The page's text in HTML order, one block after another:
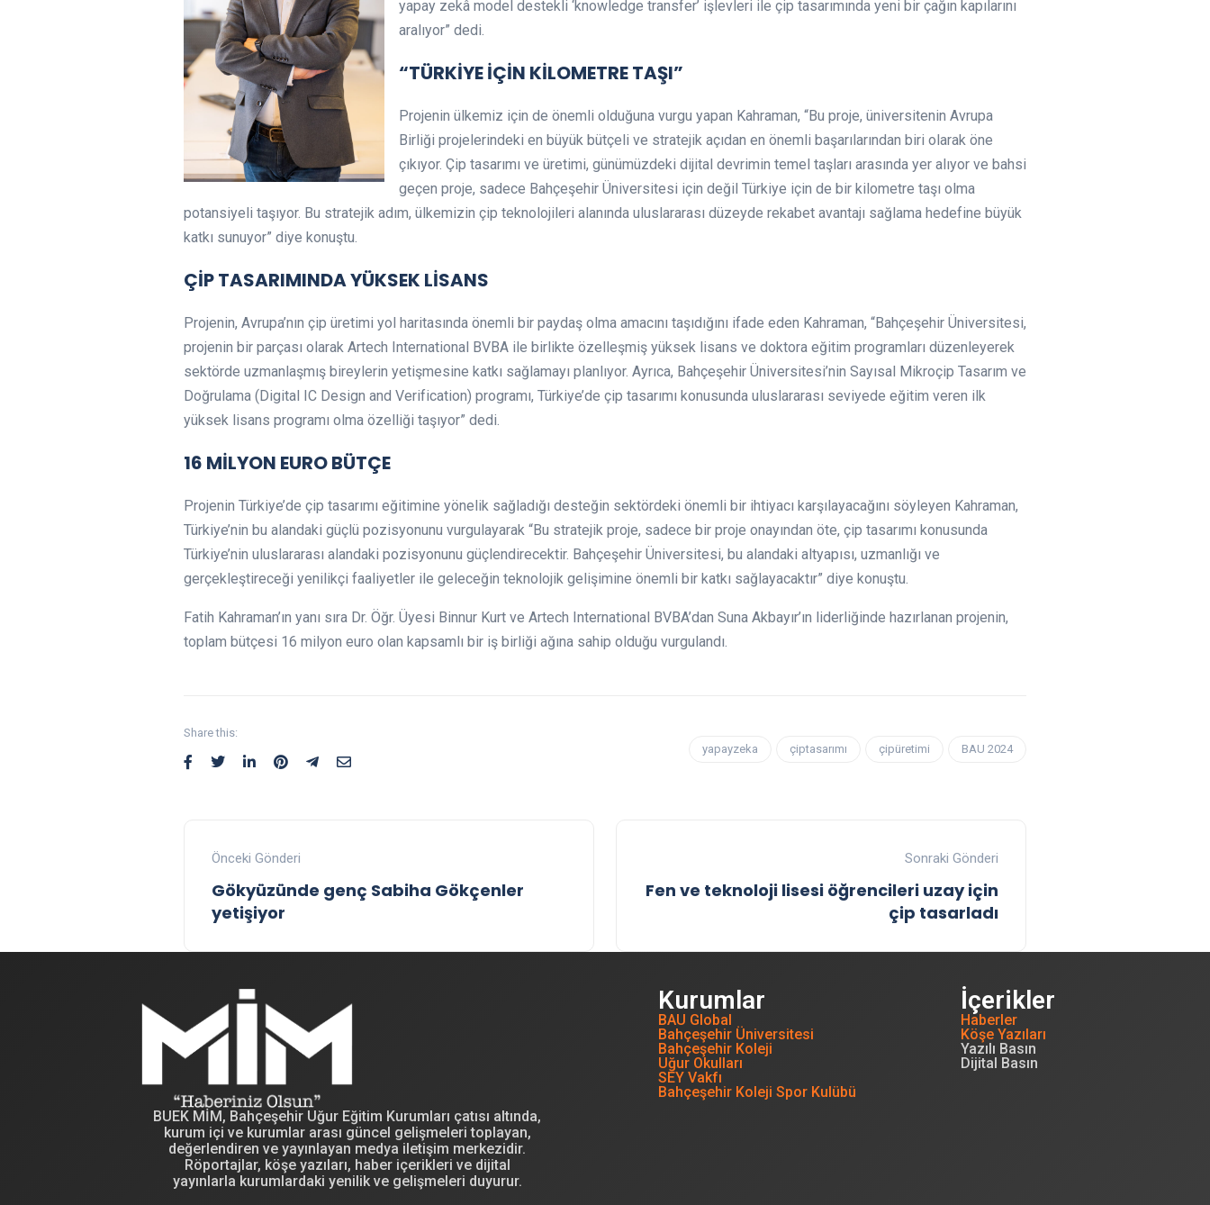
yapay zekâ model destekli ‘knowledge transfer’ işlevleri ile çip tasarımında yeni bir çağın kapılarını
aralıyor” dedi.
“TÜRKİYE İÇİN KİLOMETRE TAŞI”
Projenin ülkemiz için de önemli olduğuna vurgu yapan Kahraman, “Bu proje, üniversitenin Avrupa
Birliği projelerindeki en büyük bütçeli ve stratejik açıdan en önemli başarılarından biri olarak öne
çıkıyor. Çip tasarımı ve üretimi, günümüzdeki dijital devrimin temel taşları arasında yer alıyor ve bahsi
geçen proje, sadece Bahçeşehir Üniversitesi için değil Türkiye için de bir kilometre taşı olma
potansiyeli taşıyor. Bu stratejik adım, ülkemizin çip teknolojileri alanında uluslararası düzeyde rekabet avantajı sağlama hedefine büyük
katkı sunuyor” diye konuştu.
ÇİP TASARIMINDA YÜKSEK LİSANS
Projenin, Avrupa’nın çip üretimi yol haritasında önemli bir paydaş olma amacını taşıdığını ifade eden Kahraman, “Bahçeşehir Üniversitesi,
projenin bir parçası olarak Artech International BVBA ile birlikte özelleşmiş yüksek lisans ve doktora eğitim programları düzenleyerek
sektörde uzmanlaşmış bireylerin yetişmesine katkı sağlamayı planlıyor. Ayrıca, Bahçeşehir Üniversitesi’nin Sayısal Mikroçip Tasarım ve
Doğrulama (Digital IC Design and Verification) programı, Türkiye’de çip tasarımı konusunda uluslararası seviyede eğitim veren ilk
yüksek lisans programı olma özelliği taşıyor” dedi.
16 MİLYON EURO BÜTÇE
Projenin Türkiye’de çip tasarımı eğitimine yönelik sağladığı desteğin sektördeki önemli bir ihtiyacı karşılayacağını söyleyen Kahraman,
Türkiye’nin bu alandaki güçlü pozisyonunu vurgulayarak “Bu stratejik proje, sadece bir proje onayından öte, çip tasarımı konusunda
Türkiye’nin uluslararası alandaki pozisyonunu güçlendirecektir. Bahçeşehir Üniversitesi, bu alandaki altyapısı, uzmanlığı ve
gerçekleştireceği yenilikçi faaliyetler ile geleceğin teknolojik gelişimine önemli bir katkı sağlayacaktır” diye konuştu.
Fatih Kahraman’ın yanı sıra Dr. Öğr. Üyesi Binnur Kurt ve Artech International BVBA’dan Suna Akbayır’ın liderliğinde hazırlanan projenin,
toplam bütçesi 16 milyon euro olan kapsamlı bir iş birliği ağına sahip olduğu vurgulandı.
Share this:
yapayzeka
çiptasarımı çipüretimi BAU 2024
Önceki Gönderi
Gökyüzünde genç Sabiha Gökçenler
yetişiyor
Sonraki Gönderi
Fen ve teknoloji lisesi öğrencileri uzay için
çip tasarladı
BUEK MİM, Bahçeşehir Uğur Eğitim Kurumları çatısı altında,
kurum içi ve kurumlar arası güncel gelişmeleri toplayan,
değerlendiren ve yayınlayan medya iletişim merkezidir.
Röportajlar, köşe yazıları, haber içerikleri ve dijital
yayınlarla kurumlardaki yenilik ve gelişmeleri duyurur.
Kurumlar
BAU Global
Bahçeşehir Üniversitesi
Bahçeşehir Koleji
Uğur Okulları
SEY Vakfı
Bahçeşehir Koleji Spor Kulübü
İçerikler
Haberler
Köşe Yazıları
Yazılı Basın
Dijital Basın